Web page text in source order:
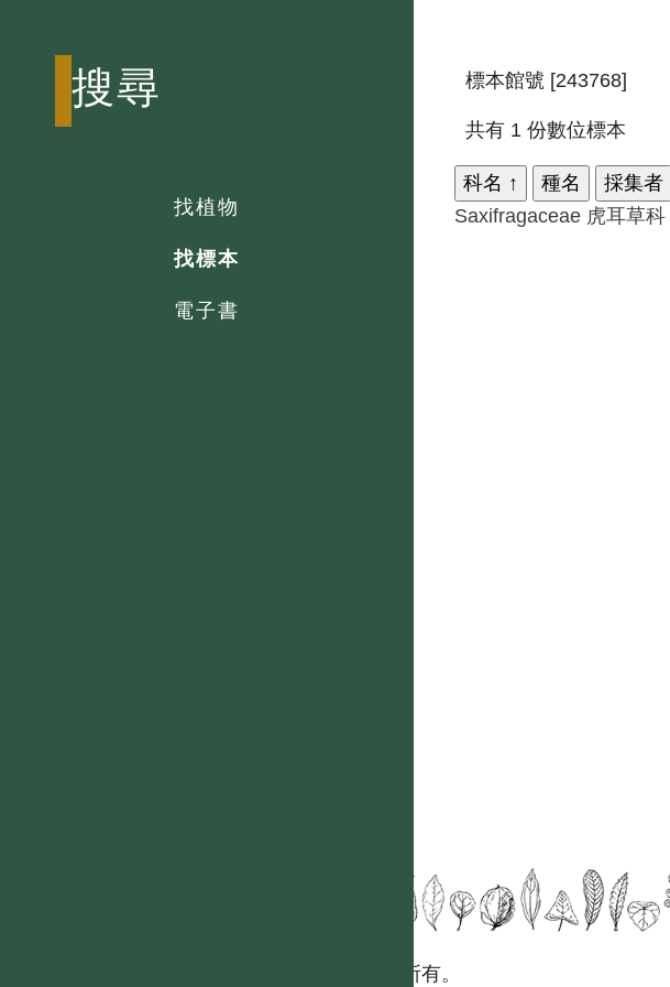
搜尋
找植物
找標本
電子書
標本館號 [243768]
共有 1 份數位標本
科名 ↑ 種名 採集者
Saxifragaceae 虎耳草科
國立台灣大學生態學與演化生物學研究所 版權所有。